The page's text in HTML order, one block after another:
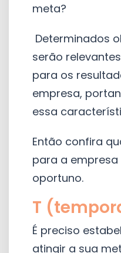
meta?
Determinados
serão
para os
empresa,
essa
Então confira
para a
oportuno.
T
É preciso
atingir a sua